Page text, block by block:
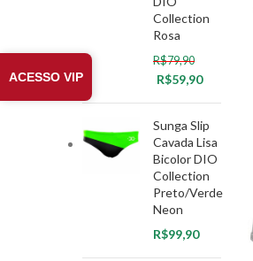
Collection
Rosa
R$79,90
R$59,90
Sunga Slip
Cavada Lisa
Bicolor DIO
Collection
Preto/Verde
Neon
R$
ACESSO VIP